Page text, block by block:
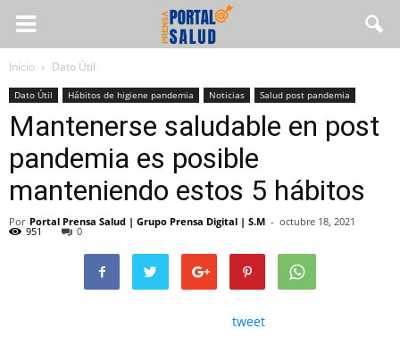
Inicio Dato Útil
Dato Útil Hábitos de higiene pandemia Noticias Salud post pandemia
Mantenerse saludable en post
pandemia es posible
manteniendo estos 5 hábitos
Por Portal Prensa Salud | Grupo Prensa Digital | S.M - octubre 18, 2021
951 0
tweet